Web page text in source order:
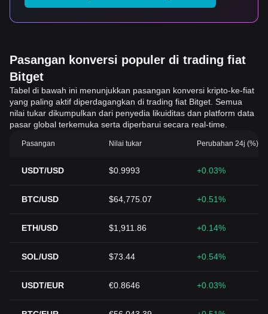
Pasangan konversi populer di trading fiat
Bitget
Tabel di bawah ini menunjukkan pasangan konversi kripto-ke-fiat
yang paling aktif diperdagangkan di trading fiat Bitget. Semua
nilai tukar dikumpulkan dari penyedia likuiditas dan platform data
pasar global terkemuka serta diperbarui secara real-time.
Pasangan Nilai tukar Perubahan 24j (%)
USDT/USD $0.9993 +0.03%
BTC/USD $64,775.07 +0.51%
ETH/USD $1,911.86 +0.14%
SOL/USD $73.44 +0.54%
USDT/EUR €0.8646 +0.03%